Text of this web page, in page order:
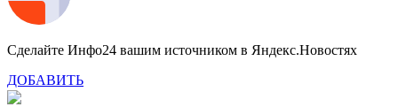
Сделайте Инфо24 вашим источником в Яндекс.Новостях
ДОБАВИТЬ